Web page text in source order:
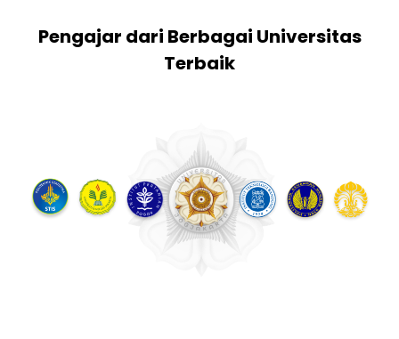
Pengajar dari Berbagai Universitas
Terbaik